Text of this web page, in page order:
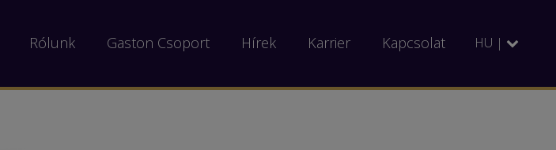
HU |
Rólunk Gaston Csoport Hírek Karrier Kapcsolat